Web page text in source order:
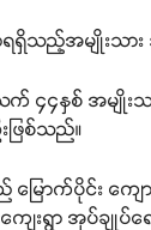
သည့်အမျိုးသား
၄နှစ် အမျိုးသာ
ဖြစ်သည်။
မြောက်ပိုင်း က
းကျေးရွာ အုပ်ခ